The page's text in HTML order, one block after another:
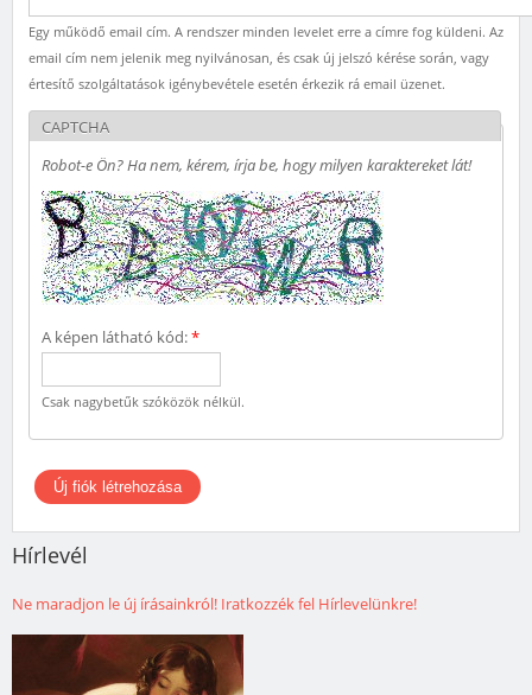
Egy működő email cím. A rendszer minden levelet erre a címre fog küldeni. Az
email cím nem jelenik meg nyilvánosan, és csak új jelszó kérése során, vagy
értesítő szolgáltatások igénybevétele esetén érkezik rá email üzenet.
CAPTCHA
Robot-e Ön? Ha nem, kérem, írja be, hogy milyen karaktereket lát!
A képen látható kód:*
Csak nagybetűk szóközök nélkül.
Hírlevél
Ne maradjon le új írásainkról! Iratkozzék fel Hírlevelünkre!